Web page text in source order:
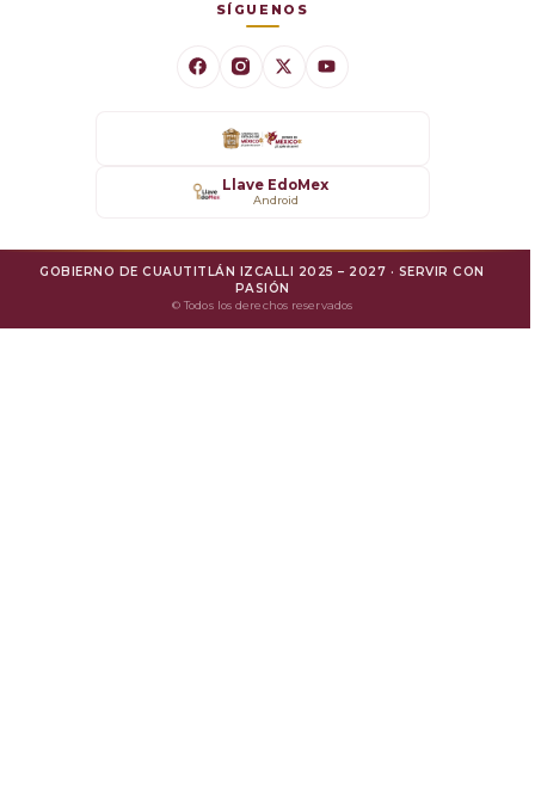
Mejora Regulatoria
SÍGUENOS
Llave EdoMex
Android
GOBIERNO DE CUAUTITLÁN IZCALLI 2025 – 2027 · SERVIR CON
PASIÓN
© Todos los derechos reservados